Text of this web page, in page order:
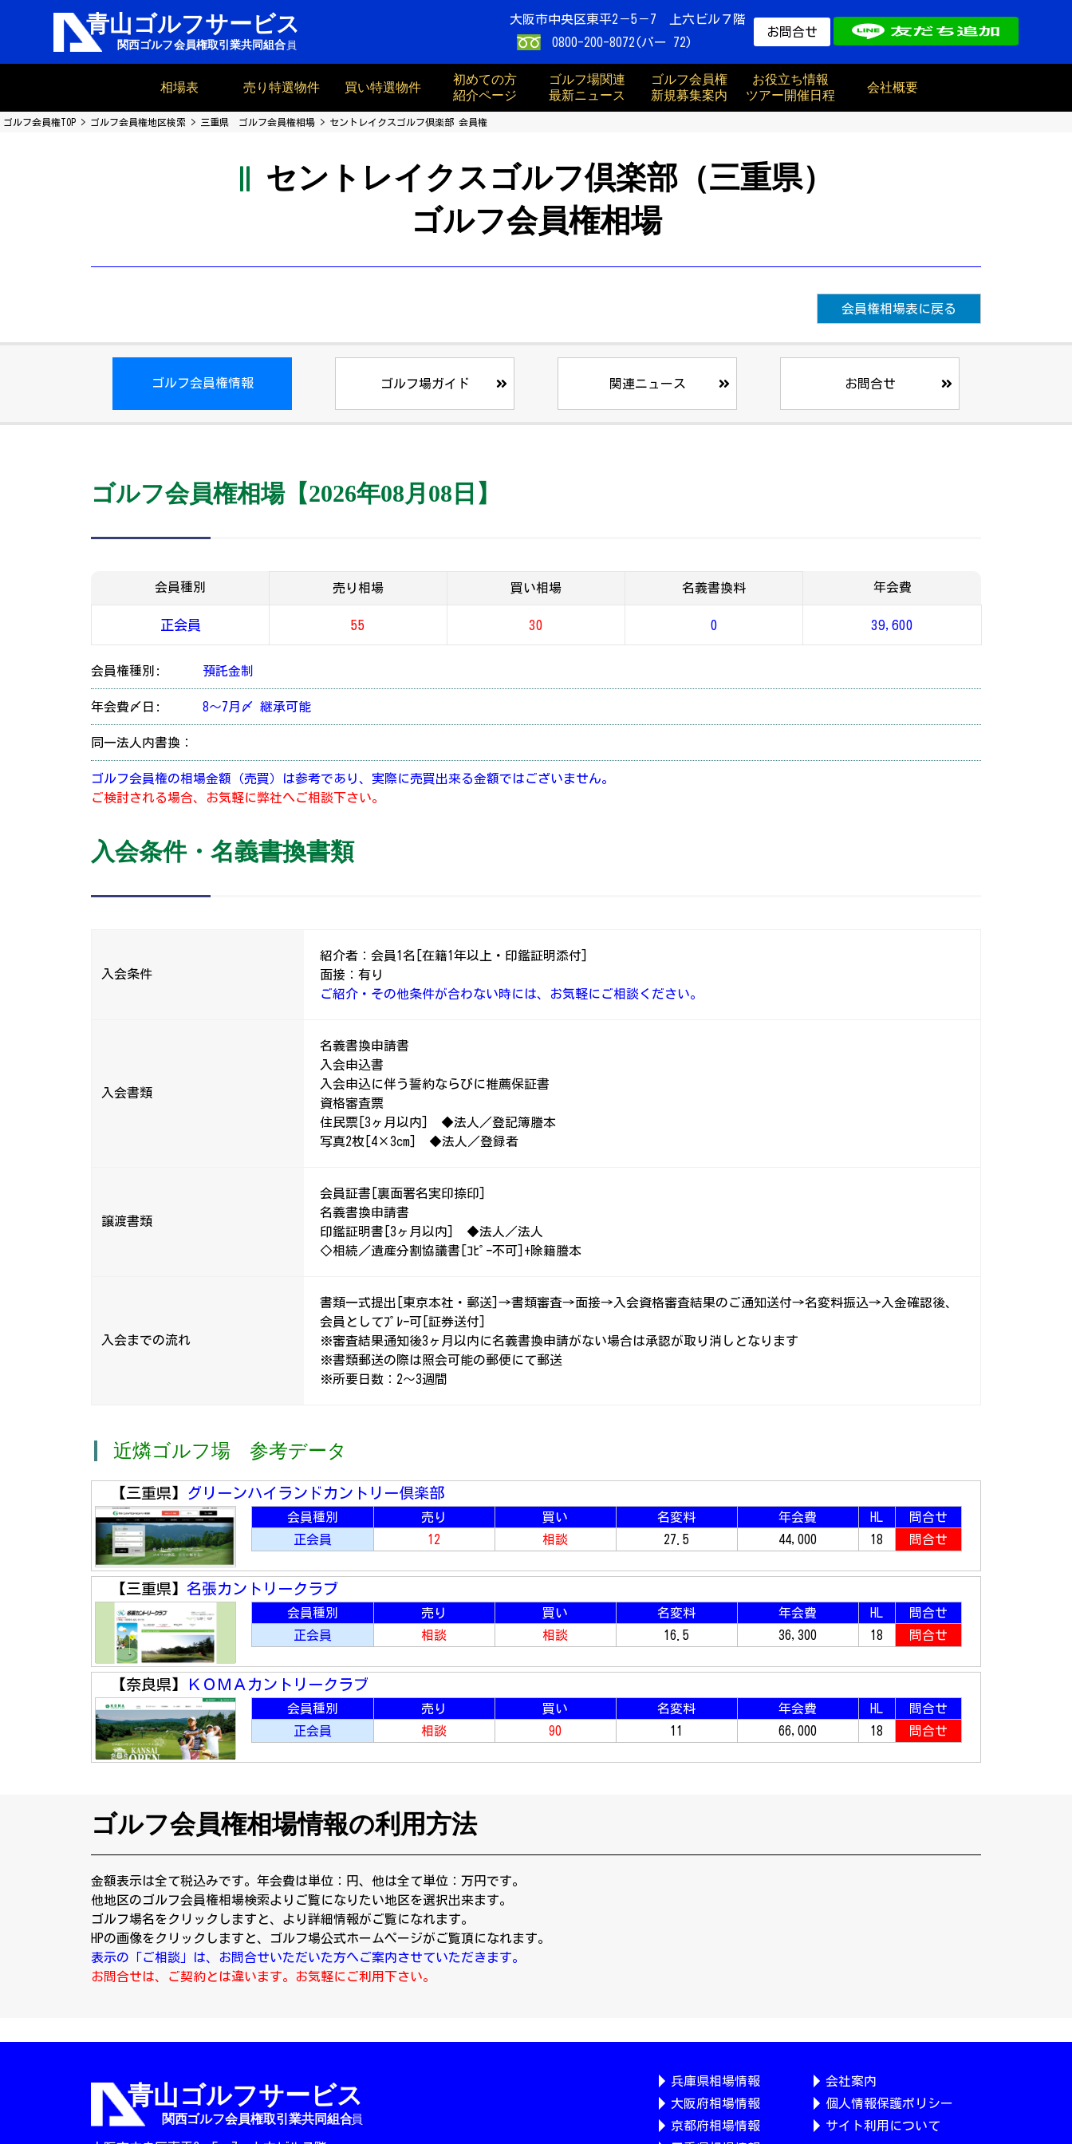
大阪市中央区東平2－5－7 上六ビル７階
0800-200-8072(パー 72)
お問合せ
相場表 売り特選物件 買い特選物件
初めての方
紹介ページ
ゴルフ場関連
最新ニュース
ゴルフ会員権
新規募集案内
お役立ち情報
ツアー開催日程
会社概要
ゴルフ会員権TOP ゴルフ会員権地区検索 三重県 ゴルフ会員権相場 セントレイクスゴルフ倶楽部 会員権
セントレイクスゴルフ倶楽部（三重県）
ゴルフ会員権相場
会員権相場表に戻る
ゴルフ会員権情報 ゴルフ場ガイド 関連ニュース お問合せ
ゴルフ会員権相場【2026年08月08日】
会員種別 売り相場 買い相場 名義書換料 年会費
正会員 55 30 0 39,600
会員権種別: 預託金制
年会費〆日: 8～7月〆 継承可能
同一法人内書換：
ゴルフ会員権の相場金額（売買）は参考であり、実際に売買出来る金額ではございません。
ご検討される場合、お気軽に弊社へご相談下さい。
入会条件・名義書換書類
入会条件
紹介者：会員1名[在籍1年以上・印鑑証明添付]
面接：有り
ご紹介・その他条件が合わない時には、お気軽にご相談ください。
入会書類
名義書換申請書
入会申込書
入会申込に伴う誓約ならびに推薦保証書
資格審査票
住民票[3ヶ月以内] ◆法人／登記簿謄本
写真2枚[4×3cm] ◆法人／登録者
譲渡書類
会員証書[裏面署名実印捺印]
名義書換申請書
印鑑証明書[3ヶ月以内] ◆法人／法人
◇相続／遺産分割協議書[ｺﾋﾟｰ不可]+除籍謄本
入会までの流れ
書類一式提出[東京本社・郵送]→書類審査→面接→入会資格審査結果のご通知送付→名変料振込→入金確認後、
会員としてﾌﾟﾚｰ可[証券送付]
※審査結果通知後3ヶ月以内に名義書換申請がない場合は承認が取り消しとなります
※書類郵送の際は照会可能の郵便にて郵送
※所要日数：2～3週間
近燐ゴルフ場 参考データ
【三重県】 グリーンハイランドカントリー倶楽部
会員種別 売り 買い 名変料 年会費 HL
問合せ
正会員
12 相談 27.5 44,000 18 問合せ
【三重県】 名張カントリークラブ
会員種別 売り 買い 名変料 年会費 HL
問合せ
正会員
相談 相談 16.5 36,300 18 問合せ
【奈良県】 ＫＯＭＡカントリークラブ
会員種別 売り 買い 名変料 年会費 HL
問合せ
正会員
相談 90 11 66,000 18 問合せ
ゴルフ会員権相場情報の利用方法
金額表示は全て税込みです。年会費は単位：円、他は全て単位：万円です。
他地区のゴルフ会員権相場検索よりご覧になりたい地区を選択出来ます。
ゴルフ場名をクリックしますと、より詳細情報がご覧になれます。
HPの画像をクリックしますと、ゴルフ場公式ホームページがご覧頂になれます。
表示の「ご相談」は、お問合せいただいた方へご案内させていただきます。
お問合せは、ご契約とは違います。お気軽にご利用下さい。
兵庫県相場情報
大阪府相場情報
京都府相場情報
会社案内
個人情報保護ポリシー
サイト利用について